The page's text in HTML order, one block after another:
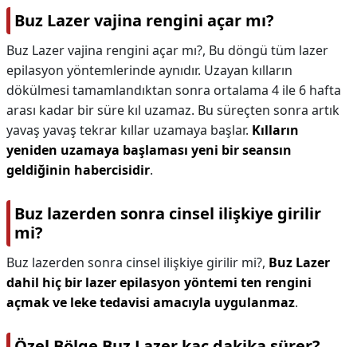
Buz Lazer vajina rengini açar mı?
Buz Lazer vajina rengini açar mı?, Bu döngü tüm lazer
epilasyon yöntemlerinde aynıdır. Uzayan kılların
dökülmesi tamamlandıktan sonra ortalama 4 ile 6 hafta
arası kadar bir süre kıl uzamaz. Bu süreçten sonra artık
yavaş yavaş tekrar kıllar uzamaya başlar. Kılların
yeniden uzamaya başlaması yeni bir seansın
geldiğinin habercisidir.
Buz lazerden sonra cinsel ilişkiye girilir
mi?
Buz lazerden sonra cinsel ilişkiye girilir mi?, Buz Lazer
dahil hiç bir lazer epilasyon yöntemi ten rengini
açmak ve leke tedavisi amacıyla uygulanmaz.